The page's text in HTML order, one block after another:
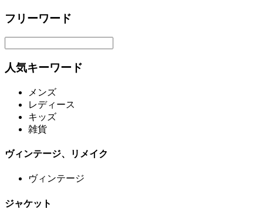
フリーワード
人気キーワード
メンズ
レディース
キッズ
雑貨
ヴィンテージ、リメイク
ヴィンテージ
ジャケット